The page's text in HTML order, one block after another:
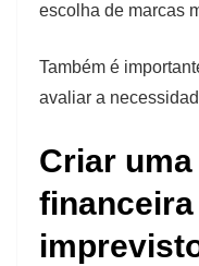
escolha de marcas
Também é
avaliar a
Criar